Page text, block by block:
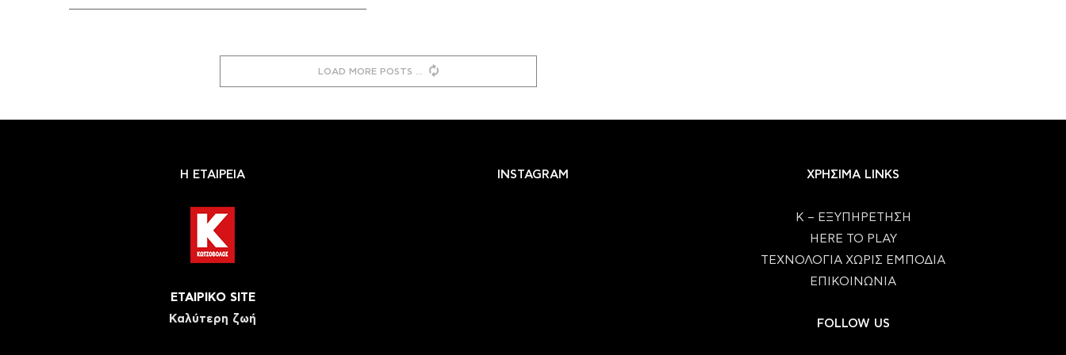
LOAD MORE POSTS
Η ΕΤΑΙΡΕΙΑ
ΕΤΑΙΡΙΚΟ SITE
Καλύτερη ζωή
INSTAGRAM ΧΡΗΣΙΜΑ LINKS
Κ – ΕΞΥΠΗΡΕΤΗΣΗ
HERE TO PLAY
ΤΕΧΝΟΛΟΓΙΑ ΧΩΡΙΣ ΕΜΠΟΔΙΑ
ΕΠΙΚΟΙΝΩΝΙΑ
FOLLOW US